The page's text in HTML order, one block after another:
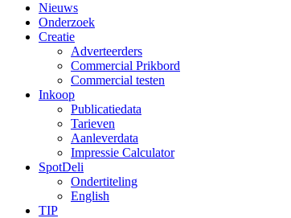
Nieuws
Onderzoek
Creatie
Adverteerders
Commercial Prikbord
Commercial testen
Inkoop
Publicatiedata
Tarieven
Aanleverdata
Impressie Calculator
SpotDeli
Ondertiteling
English
TIP